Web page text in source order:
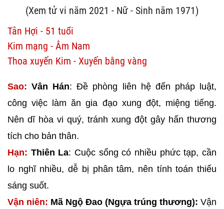
(Xem tử vi năm 2021 - Nữ - Sinh năm 1971)
Tân Hợi - 51 tuổi
Kim mạng - Âm Nam
Thoa xuyến Kim - Xuyến bằng vàng
Sao: Vân Hán: Đề phòng liên hệ đến pháp luật,
công việc làm ăn gia đạo xung đột, miệng tiếng.
Nên dĩ hòa vi quý, tránh xung đột gây hấn thương
tích cho bản thân.
Hạn: Thiên La: Cuộc sống có nhiều phức tạp, cần
lo nghĩ nhiều, dễ bị phân tâm, nên tính toán thiếu
sáng suốt.
Vận niên: Mã Ngộ Đao (Ngựa trúng thương): Vận